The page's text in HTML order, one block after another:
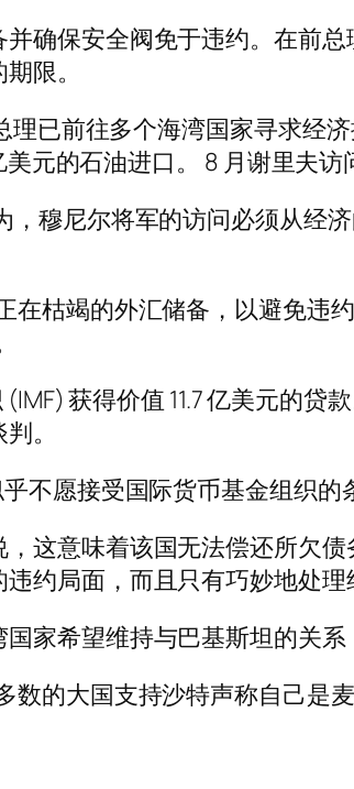
确保安全阀免于违约。在前总
限。
理已前往多个海湾国家寻求经
元的石油进口。 8 月谢里夫访
，穆尼尔将军的访问必须从经
在枯竭的外汇储备，以避免违
获得价值 11.7 亿美元的贷
。
不愿接受国际货币基金组织的
这意味着该国无法偿还所欠
约局面，而且只有巧妙地处理
家希望维持与巴基斯坦的关系
数的大国支持沙特声称自己是